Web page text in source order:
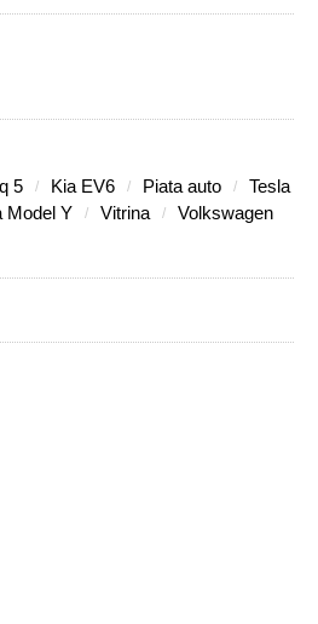
5 Kia EV6 Piata auto
Tesla
Model Y Vitrina
Volkswagen